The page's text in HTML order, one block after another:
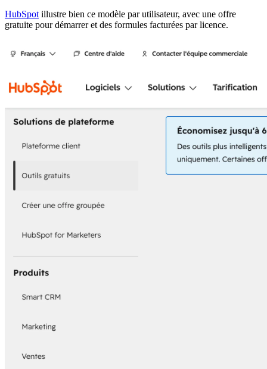
HubSpot illustre bien ce modèle par utilisateur, avec une offre
gratuite pour démarrer et des formules facturées par licence.